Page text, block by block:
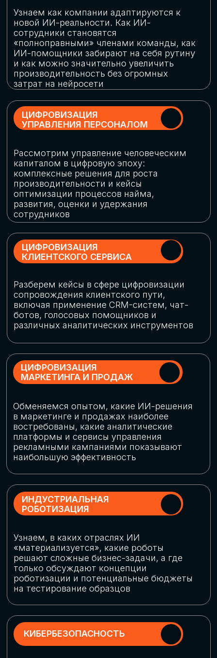
огромную статью затрат
ОБЛАЧНЫЕ ТЕХНОЛОГИИ
Подискутируем, какие облачные решения
существуют на рынке и почему
использование мультиоблачных моделей
не только снижает затраты, но и
«пересборки» бизнес-моделей
СКАЧАТЬ
ПРОГРАММУ
КОНФЕРЕНЦИИ
Оставьте заявку, мы направим вам
программу конференции
СКАЧАТЬ ПРОГРАММУ
СПИКЕРЫ
СТАТЬ СПИКЕРОМ
В конференции участвовали более 120 спикеров